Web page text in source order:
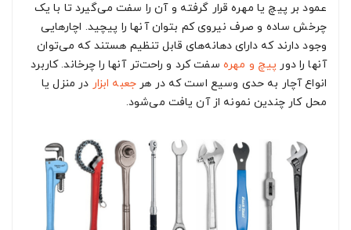
عمود بر پیچ یا مهره قرار گرفته و آن را سفت می‌گیرد تا با یک
چرخش ساده و صرف نیروی کم بتوان آنها را پیچید. اچارهایی
وجود دارند که دارای دهانه‌های قابل تنظیم هستند که می‌توان
آنها را دور پیچ و مهره سفت کرد و راحت‌تر آنها را چرخاند. کاربرد
انواع آچار به حدی وسیع است که در هرجعبه ابزار در منزل یا
محل کار چندین نمونه از آن یافت می‌شود.